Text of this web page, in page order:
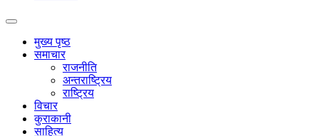
मुख्य पृष्ठ
समाचार
राजनीति
अन्तराष्ट्रिय
राष्ट्रिय
विचार
कुराकानी
साहित्य